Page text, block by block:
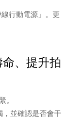
行動電源」。更
、提升拍
。
並確認是否會干